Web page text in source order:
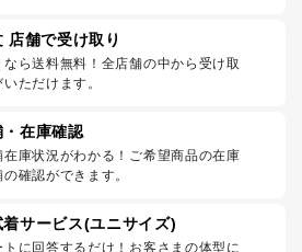
店舗で受け取り
なら送料無料！全店舗の中から受け取
ただけます。
在庫確認
庫状況がわかる！ご希望商品の在庫
確認ができます。
サービス(ユニサイズ)
に回答するだけ！お客さまの体型に